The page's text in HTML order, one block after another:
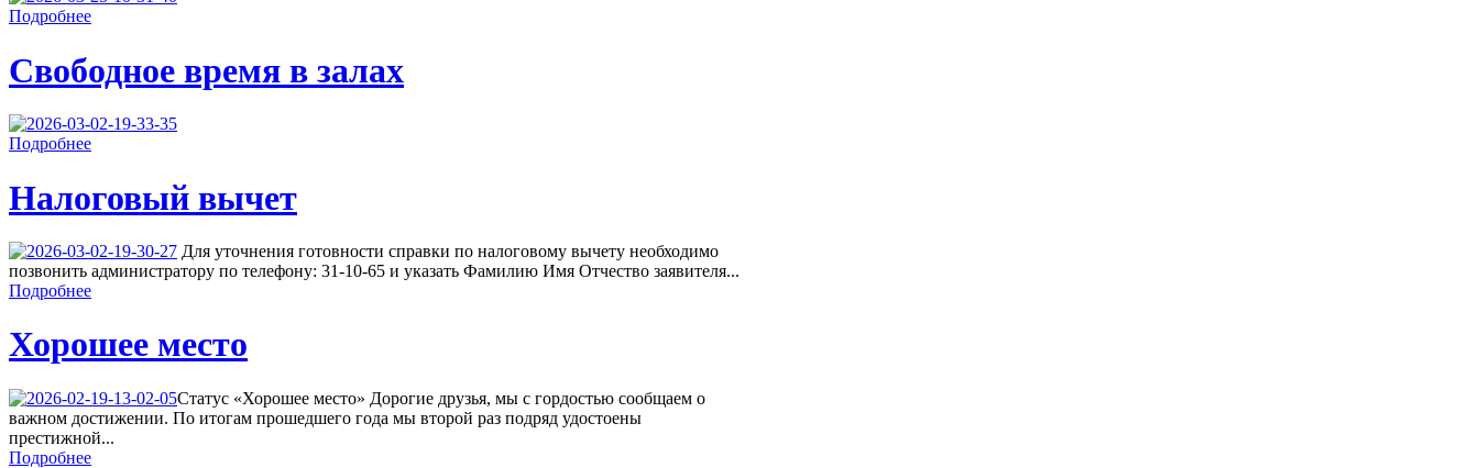
Подробнее
Свободное время в залах
Подробнее
Налоговый вычет
Для уточнения готовности справки по налоговому вычету необходимо
позвонить администратору по телефону: 31-10-65 и указать Фамилию Имя Отчество заявителя...
Подробнее
Хорошее место
Cтатус «Хорошее место» Дорогие друзья, мы с гордостью сообщаем о
важном достижении. По итогам прошедшего года мы второй раз подряд удостоены
престижной...
Подробнее